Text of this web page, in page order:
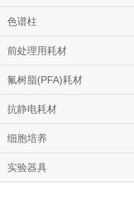
色谱柱
前处理用耗材
氟树脂(PFA)耗材
抗静电耗材
细胞培养
实验器具